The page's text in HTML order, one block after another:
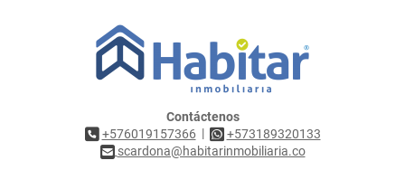
Contáctenos
+576019157366 |
+573189320133
scardona@habitarinmobiliaria.co